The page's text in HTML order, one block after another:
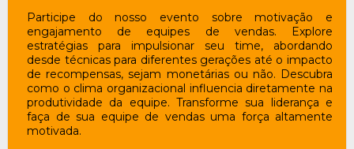
Participe do nosso evento sobre motivação e
engajamento de equipes de vendas. Explore
estratégias para impulsionar seu time, abordando
desde técnicas para diferentes gerações até o impacto
de recompensas, sejam monetárias ou não. Descubra
como o clima organizacional influencia diretamente na
produtividade da equipe. Transforme sua liderança e
faça de sua equipe de vendas uma força altamente
motivada.